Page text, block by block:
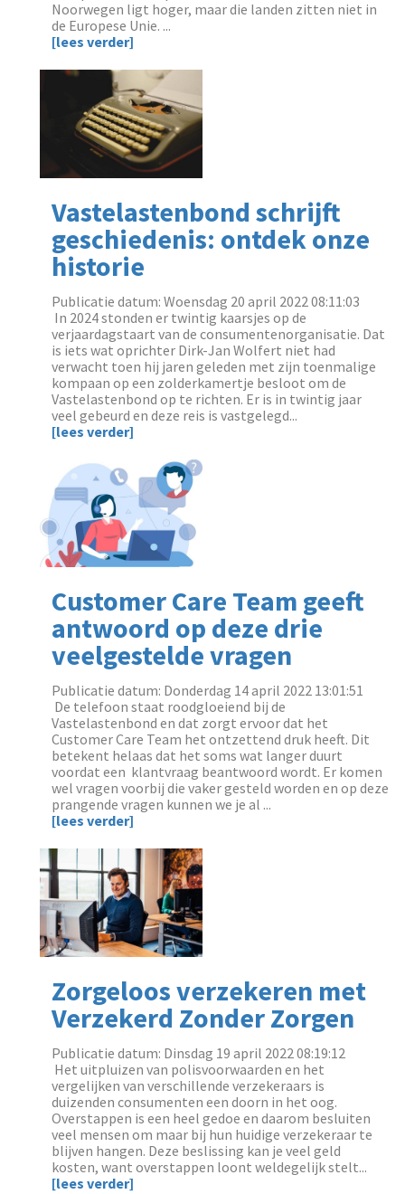
Noorwegen ligt hoger, maar die landen zitten niet in
de Europese Unie. ...
[lees verder]
Vastelastenbond schrijft
geschiedenis: ontdek onze
historie
Publicatie datum: Woensdag 20 april 2022 08:11:03
‌ In 2024 stonden er twintig kaarsjes op de
verjaardagstaart van de consumentenorganisatie. Dat
is iets wat oprichter Dirk-Jan Wolfert niet had
verwacht toen hij jaren geleden met zijn toenmalige
kompaan op een zolderkamertje besloot om de
Vastelastenbond op te richten. Er is in twintig jaar
veel gebeurd en deze reis is vastgelegd...
[lees verder]
Customer Care Team geeft
antwoord op deze drie
veelgestelde vragen
Publicatie datum: Donderdag 14 april 2022 13:01:51
‌ ‌De telefoon staat roodgloeiend bij de
Vastelastenbond en dat zorgt ervoor dat het
Customer Care Team het ontzettend druk heeft. Dit
betekent helaas dat het soms wat langer duurt
voordat een klantvraag beantwoord wordt. Er komen
wel vragen voorbij die vaker gesteld worden en op deze
prangende vragen kunnen we je al ...
[lees verder]
Zorgeloos verzekeren met
Verzekerd Zonder Zorgen
Publicatie datum: Dinsdag 19 april 2022 08:19:12
‌ Het uitpluizen van polisvoorwaarden en het
vergelijken van verschillende verzekeraars is
duizenden consumenten een doorn in het oog.
Overstappen is een heel gedoe en daarom besluiten
veel mensen om maar bij hun huidige verzekeraar te
blijven hangen. Deze beslissing kan je veel geld
kosten, want overstappen loont weldegelijk stelt...
[lees verder]